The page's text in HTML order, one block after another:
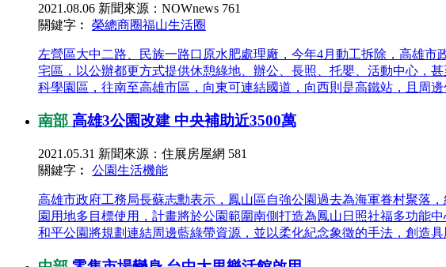
2021.08.06 新聞來源：NOWnews 761
關鍵字︰ 榮總商圈福山生活圈
左營區大中二路、民族一路口原水肥處理廠，今年4月動工拆除，高雄
宅區，以公辦都更方式提供休憩綠地、辦公、長照、托嬰、活動中心，
科學園區，往南至高雄市區，向東可連結國道，向西則是高鐵站，且周
南部 高雄3公園改建 中央補助近3500萬
2021.05.31 新聞來源：住展房屋網 581
關鍵字︰ 公園生活機能
高雄市政府工務局長蘇志勳表示，鳳山區自強公園過去為海軍眷村聚落
園用地多目標使用，計畫將於公園範圍南側打造為鳳山日照社福多功能
和平公園將規劃連結周邊藍綠帶資源，並以柔化紀念象徵的手法，創造